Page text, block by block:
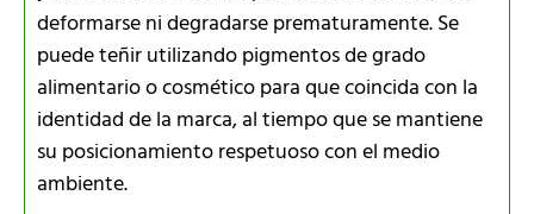
deformarse ni degradarse prematuramente. Se
puede teñir utilizando pigmentos de grado
alimentario o cosmético para que coincida con la
identidad de la marca, al tiempo que se mantiene
su posicionamiento respetuoso con el medio
ambiente.